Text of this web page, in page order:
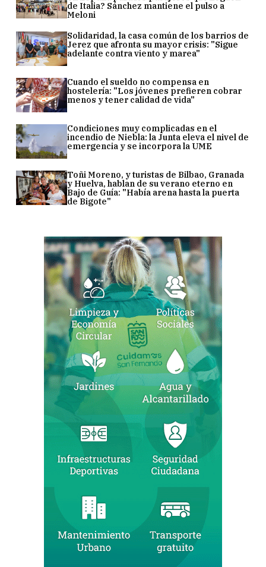
de Italia? Sánchez mantiene el pulso a
Meloni
Solidaridad, la casa común de los barrios de
Jerez que afronta su mayor crisis: "Sigue
adelante contra viento y marea"
Cuando el sueldo no compensa en
hostelería: "Los jóvenes prefieren cobrar
menos y tener calidad de vida"
Condiciones muy complicadas en el
incendio de Niebla: la Junta eleva el nivel de
emergencia y se incorpora la UME
Toñi Moreno, y turistas de Bilbao, Granada
y Huelva, hablan de su verano eterno en
Bajo de Guía: "Había arena hasta la puerta
de Bigote"